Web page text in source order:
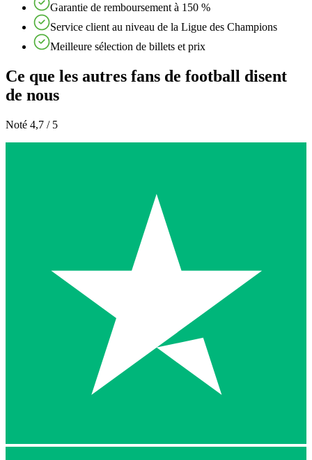
Garantie de remboursement à 150 %
Service client au niveau de la Ligue des Champions
Meilleure sélection de billets et prix
Ce que les autres fans de football disent
de nous
Noté 4,7 / 5